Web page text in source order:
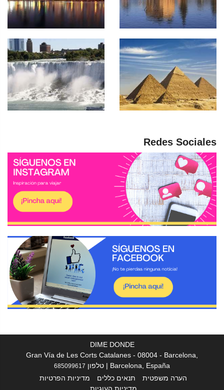
Redes Sociales
DIME DONDE
Gran Vía de Les Corts Catalanes - 08004 - Barcelona,
Barcelona, España | טלפון
685099617
הערה משפטית תנאים כללים
מדיניות הפרטיות